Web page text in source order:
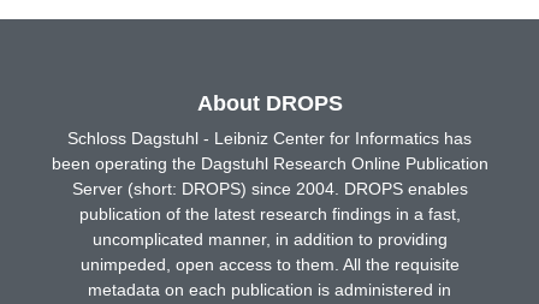
About DROPS
Schloss Dagstuhl - Leibniz Center for Informatics has
been operating the Dagstuhl Research Online Publication
Server (short: DROPS) since 2004. DROPS enables
publication of the latest research findings in a fast,
uncomplicated manner, in addition to providing
unimpeded, open access to them. All the requisite
metadata on each publication is administered in